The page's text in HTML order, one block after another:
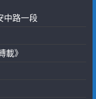
中路一段
》